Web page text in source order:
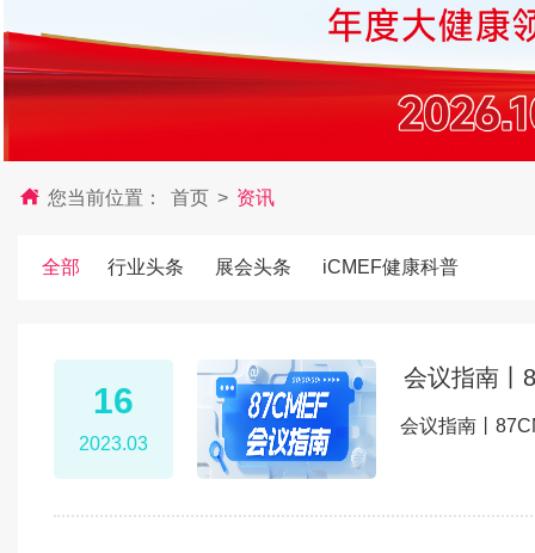
您当前位置： 首页 > 资讯
全部 行业头条 展会头条 iCMEF健康科普
16
2023.03
会议指南丨
会议指南丨